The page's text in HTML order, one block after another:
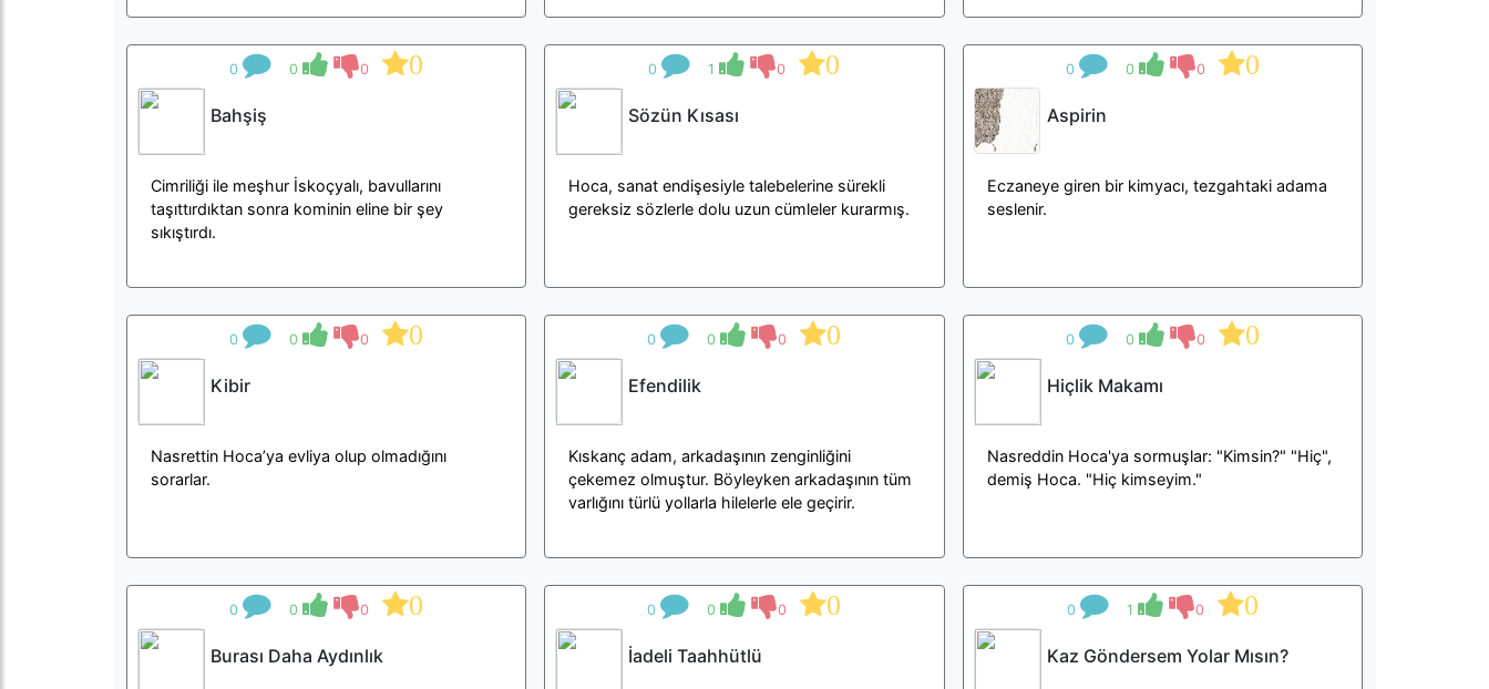
0 0 0 0
Bahşiş
Cimriliği ile meşhur İskoçyalı, bavullarını
taşıttırdıktan sonra kominin eline bir şey
sıkıştırdı.
0 1 0 0
Sözün Kısası
Hoca, sanat endişesiyle talebelerine sürekli
gereksiz sözlerle dolu uzun cümleler kurarmış.
0 0 0 0
Aspirin
Eczaneye giren bir kimyacı, tezgahtaki adama
seslenir.
0 0 0 0
Kibir
Nasrettin Hoca’ya evliya olup olmadığını
sorarlar.
0 0 0 0
Efendilik
Kıskanç adam, arkadaşının zenginliğini
çekemez olmuştur. Böyleyken arkadaşının tüm
varlığını türlü yollarla hilelerle ele geçirir.
0 0 0 0
Hiçlik Makamı
Nasreddin Hoca'ya sormuşlar: "Kimsin?" "Hiç",
demiş Hoca. "Hiç kimseyim."
0 0 0 0
Burası Daha Aydınlık
0 0 0 0
İadeli Taahhütlü
0 1 0 0
Kaz Göndersem Yolar Mısın?